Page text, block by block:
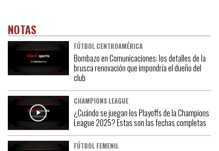
NOTAS
FÚTBOL CENTROAMÉRICA
Bombazo en Comunicaciones: los detalles de la
brusca renovación que impondría el dueño del
club
CHAMPIONS LEAGUE
¿Cuándo se juegan los Playoffs de la Champions
League 2025? Estas son las fechas completas
FÚTBOL FEMENIL